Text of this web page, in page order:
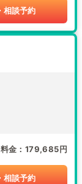
相談予約
金 179,685円
相談予約